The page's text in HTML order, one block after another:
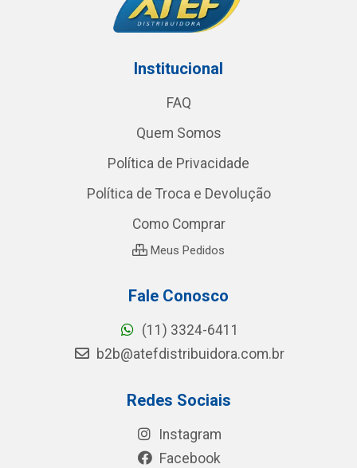
Institucional
FAQ
Quem Somos
Política de Privacidade
Política de Troca e Devolução
Como Comprar
Meus Pedidos
Fale Conosco
(11) 3324-6411
b2b@atefdistribuidora.com.br
Redes Sociais
Instagram
Facebook